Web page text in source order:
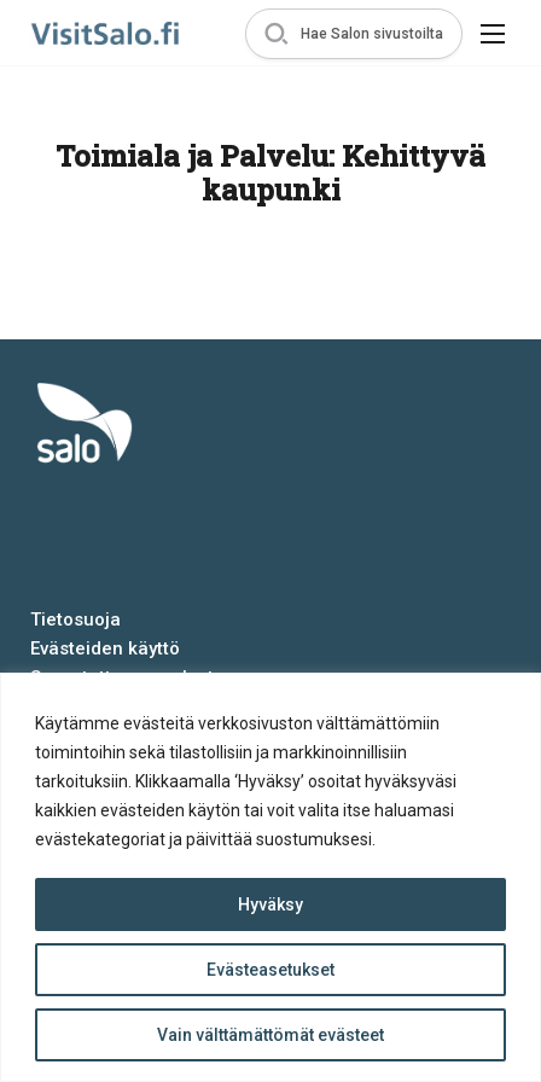
Käytämme evästeitä verkkosivuston välttämättömiin
toimintoihin sekä tilastollisiin ja markkinoinnillisiin
tarkoituksiin. Klikkaamalla ‘Hyväksy’ osoitat hyväksyväsi
kaikkien evästeiden käytön tai voit valita itse haluamasi
evästekategoriat ja päivittää suostumuksesi.
Evästeasetukset
Vain välttämättömät evästeet
Hyväksy
Hae Salon sivustoilta
Toimiala ja Palvelu: Kehittyvä
kaupunki
ylös
Tietosuoja
Evästeiden käyttö
Saavutettavuusseloste
© Salon kaupunki 2020 • All rights reserved.
Website crafted byEvermade.